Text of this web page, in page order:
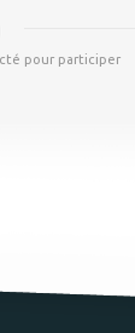
pour participer